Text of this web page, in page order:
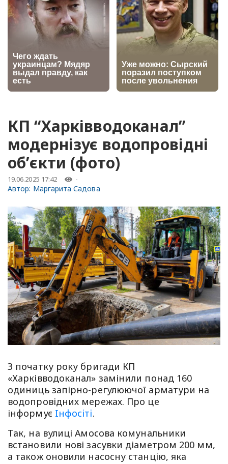
КП “Харківводоканал”
модернізує водопровідні
об’єкти (фото)
19.06.2025 17:42 -
Автор: Маргарита Садова
З початку року бригади КП
«Харківводоканал» замінили понад 160
одиниць запірно-регулюючої арматури на
водопровідних мережах. Про це
інформує Iнфосiтi.
Так, на вулиці Амосова комунальники
встановили нові засувки діаметром 200 мм,
а також оновили насосну станцію, яка